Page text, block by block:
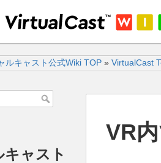
ルキャスト公式Wiki TOP» VirtualCast
ャスト
VR